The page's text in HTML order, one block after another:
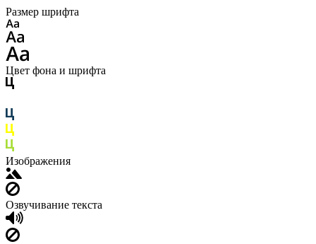
Размер шрифта
Цвет фона и шрифта
Изображения
Озвучивание текста